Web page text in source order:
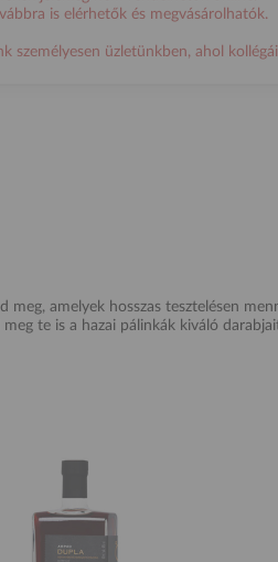
is elérhetők és megvásárolhatók.
üzletünkben, ahol
amelyek hosszas tesztelésen
te is a hazai pálinkák kiváló